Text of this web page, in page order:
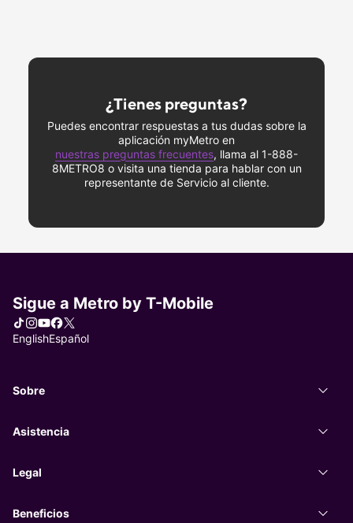
¿Tienes preguntas?
Puedes encontrar respuestas a tus dudas sobre la
aplicación myMetro en
nuestras preguntas frecuentes, llama al 1-888-
8METRO8 o visita una tienda para hablar con un
representante de Servicio al cliente.
Sigue a Metro by T-Mobile
TiktokInstagram
You Tube
Facebook
X
Elegir idioma
EnglishEspañol
Sobre
Asistencia
Legal
Beneficios